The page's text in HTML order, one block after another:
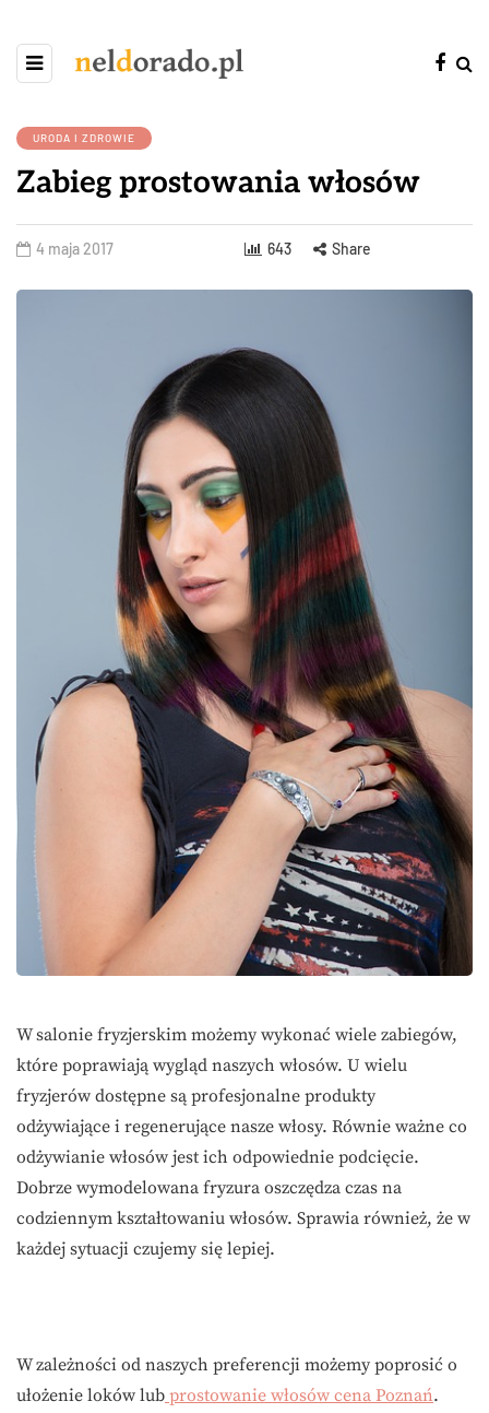
URODA I ZDROWIE
Zabieg prostowania włosów
4 maja 2017 643 Share
W salonie fryzjerskim możemy wykonać wiele zabiegów,
które poprawiają wygląd naszych włosów. U wielu
fryzjerów dostępne są profesjonalne produkty
odżywiające i regenerujące nasze włosy. Równie ważne co
odżywianie włosów jest ich odpowiednie podcięcie.
Dobrze wymodelowana fryzura oszczędza czas na
codziennym kształtowaniu włosów. Sprawia również, że w
każdej sytuacji czujemy się lepiej.
W zależności od naszych preferencji możemy poprosić o
ułożenie loków lub prostowanie włosów cena Poznań.